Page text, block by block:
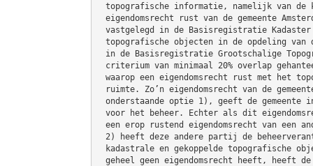
topografische informatie, namelijk van de
eigendomsrecht rust van de gemeente
vastgelegd in de Basisregistratie Kadaster
topografische objecten in de opdeling van
in de Basisregistratie Grootschalige
criterium van minimaal 20% overlap
waarop een eigendomsrecht rust met het
ruimte. Zo’n eigendomsrecht van de
onderstaande optie 1), geeft de
voor het beheer. Echter als dit
een erop rustend eigendomsrecht van een
2) heeft deze andere partij de
kadastrale en gekoppelde topografische
geheel geen eigendomsrecht heeft, heeft de